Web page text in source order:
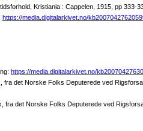
Kristiania : Cappelen, 1915, pp 333-
https://media.digitalarkivet.no/
https://media.digitalarkivet.no/
det Norske Folks Deputerede ved
det Norske Folks Deputerede ved